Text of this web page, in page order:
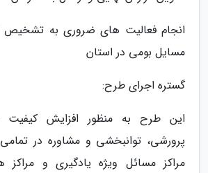
انجام فعالیت های ضروری به تشخیص
مسایل بومی در استان
گستره اجرای طرح:
این طرح به منظور افزایش کیفیت
پرورشی، توانبخشی و مشاوره در
مراکز مسائل ویژه یادگیری و